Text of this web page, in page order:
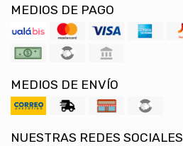
MEDIOS DE PAGO
MEDIOS DE ENVÍO
NUESTRAS REDES SOCIALES